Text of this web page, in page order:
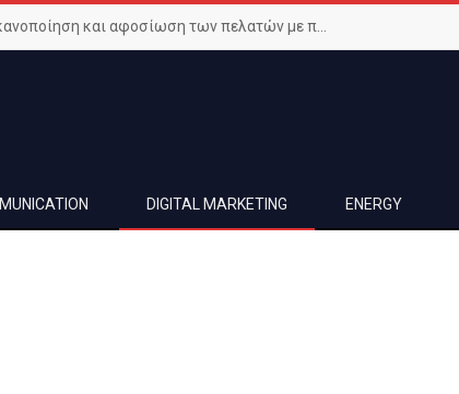
Μεγιστοποιήστε την ικανοποίηση και αφοσίωση των πελατών με προηγμένο Wi-Fi δίκτυο
DIGITAL MARKETING ENERGY